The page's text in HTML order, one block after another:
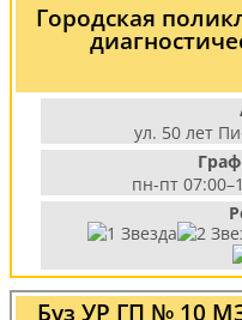
Городская
ул. 50 лет
пн-пт
Буз УР ГП № 10